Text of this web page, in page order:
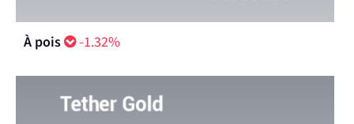
À pois -1.32%